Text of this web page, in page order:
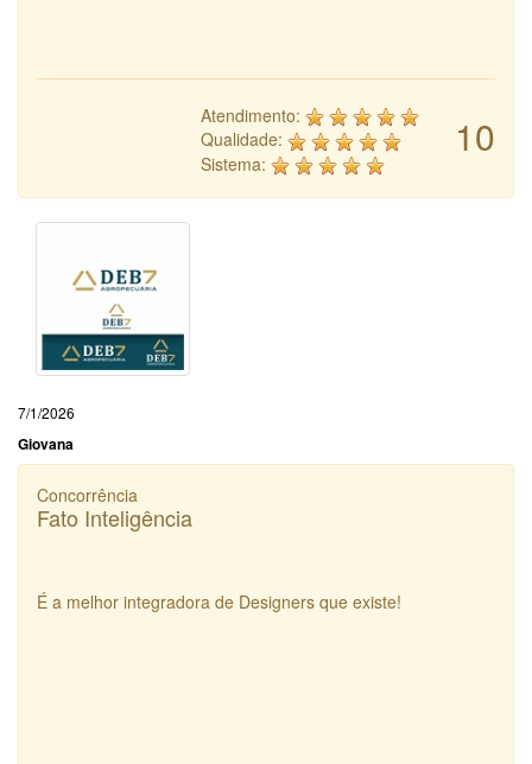
10
Atendimento:
Qualidade:
Sistema:
7/1/2026
Giovana
Concorrência
Fato Inteligência
É a melhor integradora de Designers que existe!